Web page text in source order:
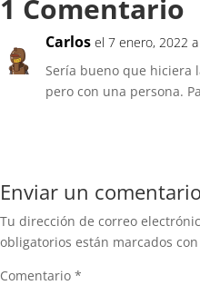
1 Comentario
Carlos el 7 enero, 2022
Sería bueno que hiciera
pero con una persona.
Enviar un comentario
Tu dirección de correo
obligatorios están marcados con
Comentario *